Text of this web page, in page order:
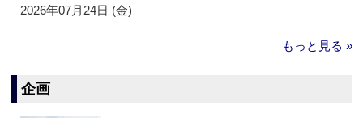
2026年07月24日 (金)
もっと見る »
企画